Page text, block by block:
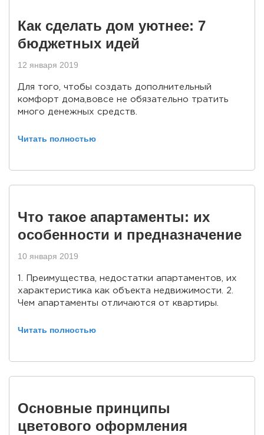
Как сделать дом уютнее: 7
бюджетных идей
12 января 2019
Для того, чтобы создать дополнительный
комфорт дома,вовсе не обязательно тратить
много денежных средств.
Читать полностью
Что такое апартаменты: их
особенности и предназначение
10 января 2019
1. Преимущества, недостатки апартаментов, их
характеристика как объекта недвижимости. 2.
Чем апартаменты отличаются от квартиры.
Читать полностью
Основные принципы
цветового оформления